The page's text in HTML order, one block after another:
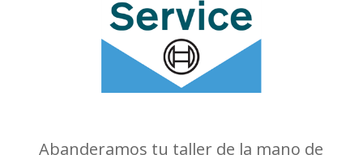
Abanderamos tu taller de la mano de